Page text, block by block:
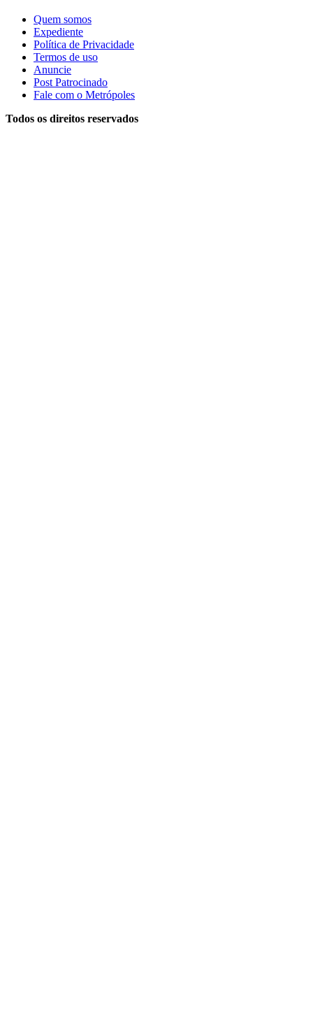
Quem somos
Expediente
Política de Privacidade
Termos de uso
Anuncie
Post Patrocinado
Fale com o Metrópoles
Todos os direitos reservados